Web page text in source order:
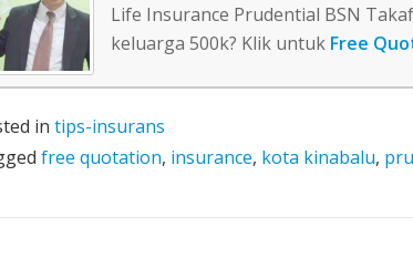
Life Insurance Prudential BSN
keluarga 500k? Klik untuk Free
in tips-insurans
free quotation, insurance, kota kinabalu,